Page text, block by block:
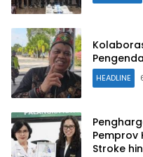
HEADLINE
Pemprov
Stroke